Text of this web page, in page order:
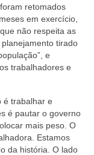
retomados
em exercício,
não respeita as
tirado
e
trabalhadores e
é trabalhar e
é pautar o governo
mais peso. O
Estamos
da história. O lado